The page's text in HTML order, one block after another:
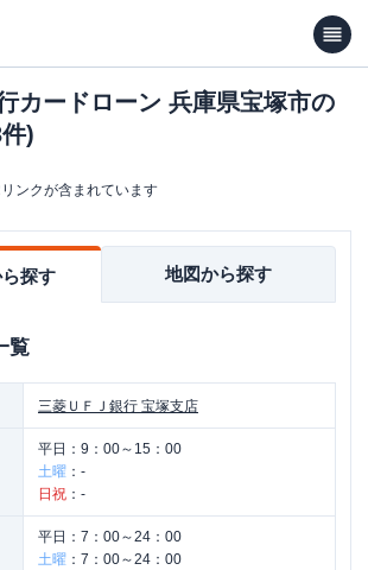
カードローン 兵庫県宝塚市の
)
ンクが含まれています
探す 地図から探す
覧
三菱ＵＦＪ銀行 宝塚支店
平日： 9：00～15：00
土曜 ： -
日祝 ： -
平日： 7：00～24：00
土曜 ： 7：00～24：00